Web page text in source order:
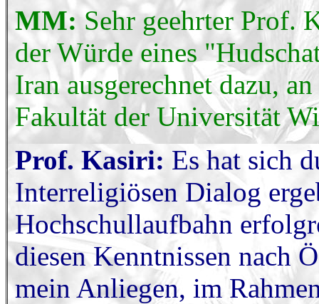
MM:Sehr geehrter Prof.
der Würde eines
Iran ausgerechnet dazu,
Fakultät der Universität
Prof. Kasiri: Es hat sich
Interreligiösen Dialog
Hochschullaufbahn
diesen Kenntnissen nach
mein Anliegen, im